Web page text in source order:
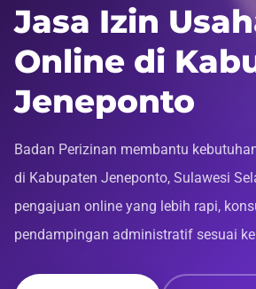
Jasa Izin
Online di
Jeneponto
Badan Perizinan membantu
di Kabupaten Jeneponto, Sulawesi
pengajuan online yang lebih rapi,
pendampingan administratif sesuai